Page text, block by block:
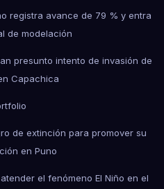
registra avance de 79 % y entra
de modelación
presunto intento de invasión de
Capachica
de extinción para promover su
en Puno
el fenómeno El Niño en el